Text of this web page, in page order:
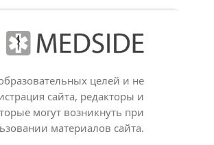
целей и не
сайта, редакторы и
могут возникнуть при
материалов сайта.